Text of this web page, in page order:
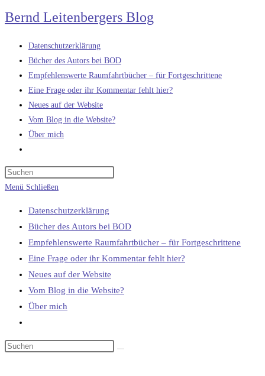
Zum
Inhalt
springen
Bernd Leitenbergers Blog
Datenschutzerklärung
Bücher des Autors bei BOD
Empfehlenswerte Raumfahrtbücher – für Fortgeschrittene
Eine Frage oder ihr Kommentar fehlt hier?
Neues auf der Website
Vom Blog in die Website?
Über mich
umschalten
Menü Schließen
Datenschutzerklärung
Bücher des Autors bei BOD
Empfehlenswerte Raumfahrtbücher – für Fortgeschrittene
Eine Frage oder ihr Kommentar fehlt hier?
Neues auf der Website
Vom Blog in die Website?
Über mich
umschalten